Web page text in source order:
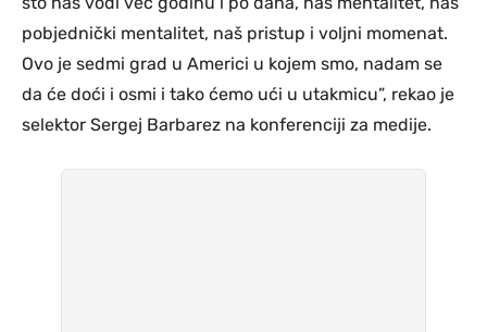
pobjednički mentalitet, naš pristup i voljni momenat.
Ovo je sedmi grad u Americi u kojem smo, nadam se
da će doći i osmi i tako ćemo ući u utakmicu”, rekao je
selektor Sergej Barbarez na konferenciji za medije.